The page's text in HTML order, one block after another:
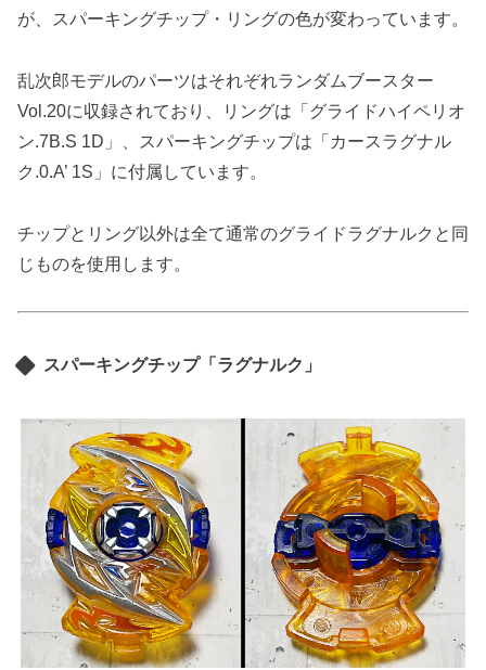
が、スパーキングチップ・リングの色が変わっています。
乱次郎モデルのパーツはそれぞれランダムブースター
Vol.20に収録されており、リングは「グライドハイペリオ
ン.7B.S 1D」、スパーキングチップは「カースラグナル
ク.0.A’ 1S」に付属しています。
チップとリング以外は全て通常のグライドラグナルクと同
じものを使用します。
スパーキングチップ「ラグナルク」